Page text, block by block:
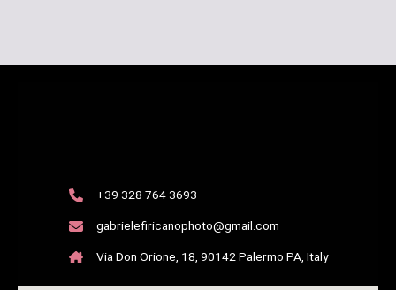
+39 328 764 3693
gabrielefiricanophoto@gmail.com
Via Don Orione, 18, 90142 Palermo PA, Italy